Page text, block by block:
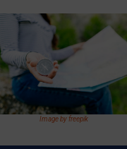
Image by freepik